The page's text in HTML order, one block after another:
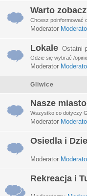
Warto
Chcesz poinformować
Moderator
Lokale Ostatni
Gdzie się wybrać /
Moderator
Gliwice
Nasze miasto
Wszystko co dotyczy
Moderator
Osiedla i
Moderator
Rekreacja i